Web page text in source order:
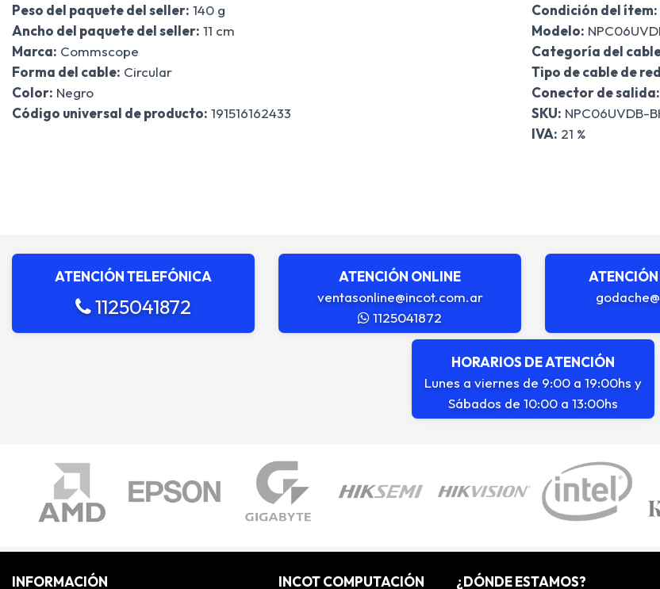
Peso del paquete del seller: 140 g
Ancho del paquete del seller: 11 cm
Marca: Commscope
Forma del cable: Circular
Color: Negro
Código universal de producto: 191516162433
Condición del ítem:
Modelo:
Categoría del
Tipo de cable de
Conector de salida:
SKU: NPC06UVDB-
IVA: 21 %
ATENCIÓN TELEFÓNICA
1125041872
ATENCIÓN ONLINE
ventasonline@incot.com.ar
1125041872
ATENCIÓN
HORARIOS DE ATENCIÓN
Lunes a viernes de 9:00 a 19:00hs y
Sábados de 10:00 a 13:00hs
INFORMACIÓN INCOT COMPUTACIÓN ¿DÓNDE ESTAMOS?